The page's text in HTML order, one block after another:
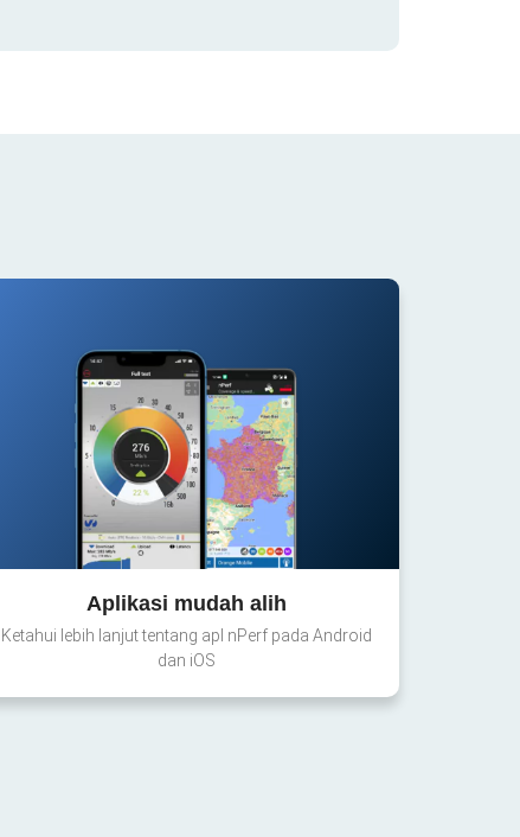
Aplikasi mudah alih
Ketahui lebih lanjut tentang apl nPerf pada Android
dan iOS